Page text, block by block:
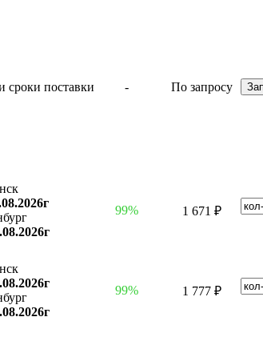
- По запросу
99% 1 671 ₽
99% 1 777 ₽